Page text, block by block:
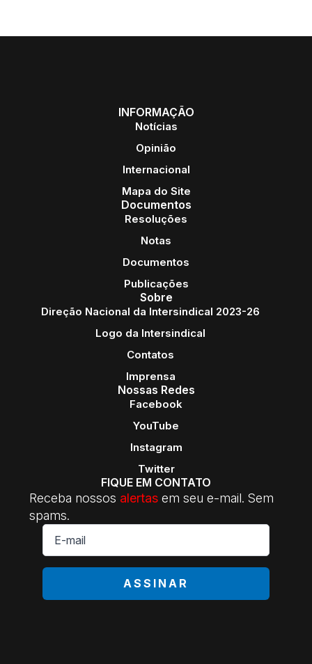
INFORMAÇÃO
Notícias
Opinião
Internacional
Mapa do Site
Documentos
Resoluções
Notas
Documentos
Publicações
Sobre
Direção Nacional da Intersindical 2023-26
Logo da Intersindical
Contatos
Imprensa
Nossas Redes
Facebook
YouTube
Instagram
Twitter
FIQUE EM CONTATO
Receba nossos alertas em seu e-mail. Sem
spams.
E-
mail
ASSINAR